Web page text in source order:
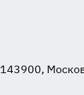
143900,